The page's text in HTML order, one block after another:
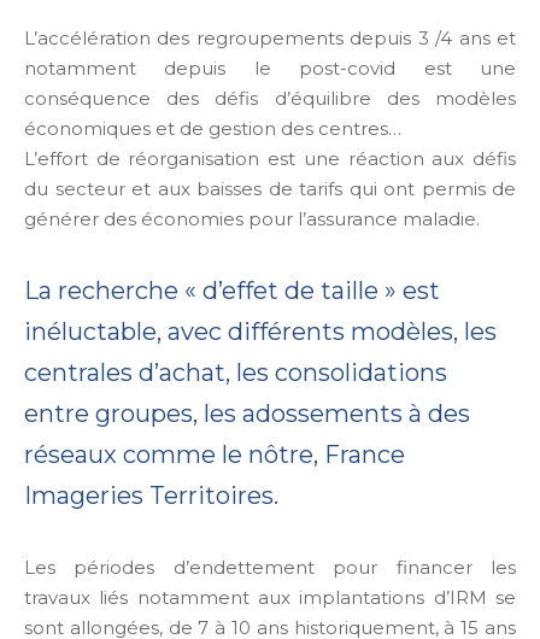
L’accélération des regroupements depuis 3 /4 ans et
notamment depuis le post-covid est une
conséquence des défis d’équilibre des modèles
économiques et de gestion des centres…
L’effort de réorganisation est une réaction aux défis
du secteur et aux baisses de tarifs qui ont permis de
générer des économies pour l’assurance maladie.
La recherche « d’effet de taille » est
inéluctable, avec différents modèles, les
centrales d’achat, les consolidations
entre groupes, les adossements à des
réseaux comme le nôtre, France
Imageries Territoires.
Les périodes d’endettement pour financer les
travaux liés notamment aux implantations d’IRM se
sont allongées, de 7 à 10 ans historiquement, à 15 ans